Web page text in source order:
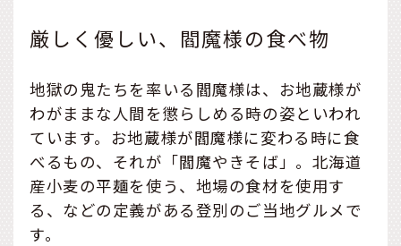
厳しく優しい、閻魔様の食べ物
地獄の鬼たちを率いる閻魔様は、お地蔵様が
わがままな人間を懲らしめる時の姿といわれ
ています。お地蔵様が閻魔様に変わる時に食
べるもの、それが「閻魔やきそば」。北海道
産小麦の平麺を使う、地場の食材を使用す
る、などの定義がある登別のご当地グルメで
す。